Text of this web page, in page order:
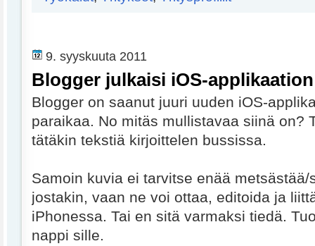
9. syyskuuta 2011
Blogger julkaisi iOS-applikaation
Blogger on saanut juuri uuden iOS-
paraikaa. No mitäs mullistavaa siinä on?
tätäkin tekstiä kirjoittelen bussissa.
Samoin kuvia ei tarvitse enää
jostakin, vaan ne voi ottaa, editoida ja
iPhonessa. Tai en sitä varmaksi tiedä.
nappi sille.